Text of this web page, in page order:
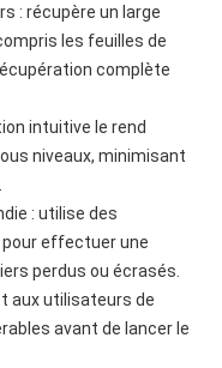
: récupère un large
les feuilles de
complète
intuitive le rend
niveaux, minimisant
: utilise des
effectuer une
perdus ou écrasés.
aux utilisateurs de
avant de lancer le